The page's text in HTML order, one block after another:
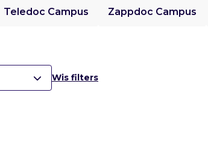
Teledoc Campus Zappdoc Campus
Wis filters